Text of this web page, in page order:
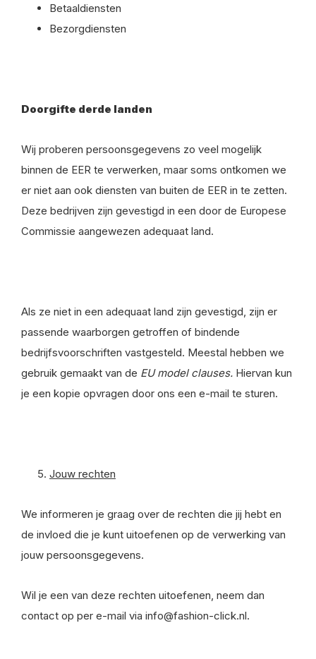
Betaaldiensten
Bezorgdiensten
Doorgifte derde landen
Wij proberen persoonsgegevens zo veel mogelijk
binnen de EER te verwerken, maar soms ontkomen we
er niet aan ook diensten van buiten de EER in te zetten.
Deze bedrijven zijn gevestigd in een door de Europese
Commissie aangewezen adequaat land.
Als ze niet in een adequaat land zijn gevestigd, zijn er
passende waarborgen getroffen of bindende
bedrijfsvoorschriften vastgesteld. Meestal hebben we
gebruik gemaakt van de EU model clauses. Hiervan kun
je een kopie opvragen door ons een e-mail te sturen.
Jouw rechten
We informeren je graag over de rechten die jij hebt en
de invloed die je kunt uitoefenen op de verwerking van
jouw persoonsgegevens.
Wil je een van deze rechten uitoefenen, neem dan
contact op per e-mail via info@fashion-click.nl.